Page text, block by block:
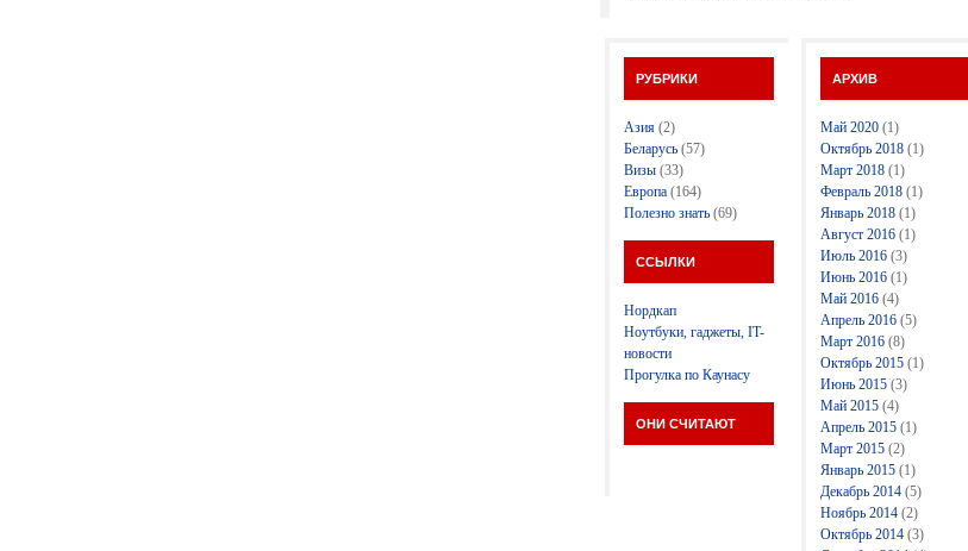
РУБРИКИ
Азия (2)
Беларусь (57)
Визы (33)
Европа (164)
Полезно знать (69)
ССЫЛКИ
Нордкап
Ноутбуки, гаджеты, IT-
новости
Прогулка по Каунасу
ОНИ СЧИТАЮТ
АРХИВ
Май 2020 (1)
Октябрь 2018 (1)
Март 2018 (1)
Февраль 2018 (1)
Январь 2018 (1)
Август 2016 (1)
Июль 2016 (3)
Июнь 2016 (1)
Май 2016 (4)
Апрель 2016 (5)
Март 2016 (8)
Октябрь 2015 (1)
Июнь 2015 (3)
Май 2015 (4)
Апрель 2015 (1)
Март 2015 (2)
Январь 2015 (1)
Декабрь 2014 (5)
Ноябрь 2014 (2)
Октябрь 2014 (3)